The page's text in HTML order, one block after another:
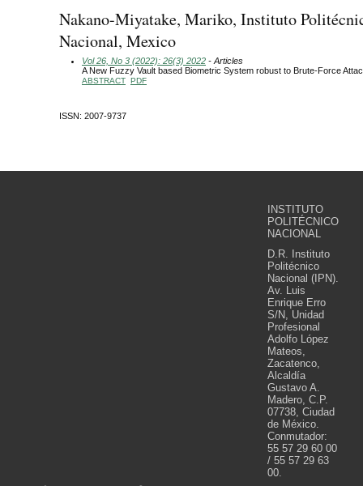
Nakano-Miyatake, Mariko, Instituto
Nacional, Mexico
Vol 26, No 3 (2022): 26(3) 2022 - Articles
A New Fuzzy Vault based Biometric System robust to Brute-Force
ABSTRACT PDF
ISSN: 2007-9737
INSTITUTO
POLITÉCNICO
NACIONAL
D.R. Instituto
Politécnico
Nacional (IPN).
Av. Luis
Enrique Erro
S/N, Unidad
Profesional
Adolfo López
Mateos,
Zacatenco,
Alcaldía
Gustavo A.
Madero, C.P.
07738, Ciudad
de México.
Conmutador:
55 57 29 60 00
/ 55 57 29 63
00.